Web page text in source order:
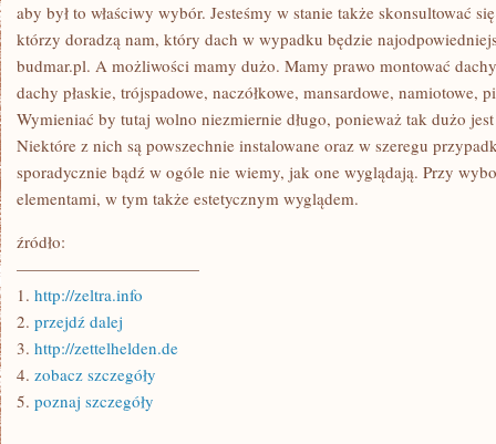
ŁĄCZNY
REMONT
SKOJARZONY
aby był to właściwy wybór. Jesteśmy w stanie także skonsultować
którzy doradzą nam, który dach w wypadku będzie
budmar.pl. A możliwości mamy dużo. Mamy prawo montować
dachy płaskie, trójspadowe, naczółkowe, mansardowe, namiotowe,
Wymieniać by tutaj wolno niezmiernie długo, ponieważ tak dużo
Niektóre z nich są powszechnie instalowane oraz w szeregu
sporadycznie bądź w ogóle nie wiemy, jak one wyglądają. Przy
elementami, w tym także estetycznym wyglądem.
źródło:
———————————
1. http://zeltra.info
2. przejdź dalej
3. http://zettelhelden.de
4. zobacz szczegóły
5. poznaj szczegóły